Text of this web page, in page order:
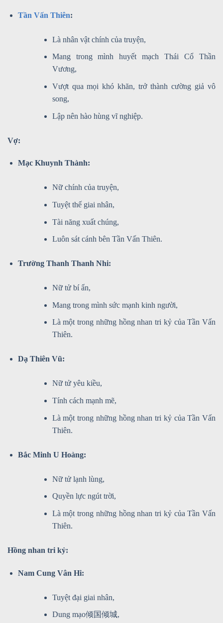
Tần Vấn Thiên:
Là nhân vật chính của truyện,
Mang trong mình huyết mạch Thái Cổ Thần
Vương,
Vượt qua mọi khó khăn, trở thành cường giả vô
song,
Lập nên hào hùng vĩ nghiệp.
Vợ:
Mạc Khuynh Thành:
Nữ chính của truyện,
Tuyệt thế giai nhân,
Tài năng xuất chúng,
Luôn sát cánh bên Tần Vấn Thiên.
Trường Thanh Thanh Nhi:
Nữ tử bí ẩn,
Mang trong mình sức mạnh kinh người,
Là một trong những hồng nhan tri kỷ của Tần Vấn
Thiên.
Dạ Thiên Vũ:
Nữ tử yêu kiều,
Tính cách mạnh mẽ,
Là một trong những hồng nhan tri kỷ của Tần Vấn
Thiên.
Bắc Minh U Hoàng:
Nữ tử lạnh lùng,
Quyền lực ngút trời,
Là một trong những hồng nhan tri kỷ của Tần Vấn
Thiên.
Hồng nhan tri kỷ:
Nam Cung Vân Hi:
Tuyệt đại giai nhân,
Dung mạo倾国倾城,